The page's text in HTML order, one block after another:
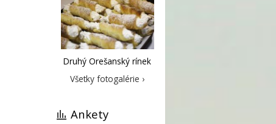
Druhý Orešanský rínek
Všetky fotogalérie ›
Ankety